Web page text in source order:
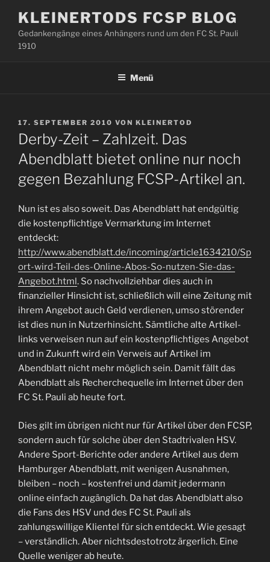
Inhalt
springen
KLEINERTODS FCSP BLOG
Gedankengänge eines Anhängers rund um den FC St. Pauli
1910
Menü
VERÖFFENTLICHT
AM
17. SEPTEMBER 2010 VON KLEINERTOD
Derby-Zeit – Zahlzeit. Das
Abendblatt bietet online nur noch
gegen Bezahlung FCSP-Artikel an.
Nun ist es also soweit. Das Abendblatt hat endgültig
die kostenpflichtige Vermarktung im Internet
entdeckt:
http://www.abendblatt.de/incoming/article1634210/Sp
ort-wird-Teil-des-Online-Abos-So-nutzen-Sie-das-
Angebot.html. So nachvollziehbar dies auch in
finanzieller Hinsicht ist, schließlich will eine Zeitung mit
ihrem Angebot auch Geld verdienen, umso störender
ist dies nun in Nutzerhinsicht. Sämtliche alte Artikel-
links verweisen nun auf ein kostenpflichtiges Angebot
und in Zukunft wird ein Verweis auf Artikel im
Abendblatt nicht mehr möglich sein. Damit fällt das
Abendblatt als Recherchequelle im Internet über den
FC St. Pauli ab heute fort.
Dies gilt im übrigen nicht nur für Artikel über den FCSP,
sondern auch für solche über den Stadtrivalen HSV.
Andere Sport-Berichte oder andere Artikel aus dem
Hamburger Abendblatt, mit wenigen Ausnahmen,
bleiben – noch – kostenfrei und damit jedermann
online einfach zugänglich. Da hat das Abendblatt also
die Fans des HSV und des FC St. Pauli als
zahlungswillige Klientel für sich entdeckt. Wie gesagt
– verständlich. Aber nichtsdestotrotz ärgerlich. Eine
Quelle weniger ab heute.